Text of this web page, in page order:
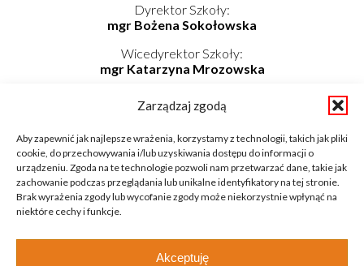
Zarządzaj zgodą
Aby zapewnić jak najlepsze wrażenia, korzystamy z technologii, takich jak pliki
cookie, do przechowywania i/lub uzyskiwania dostępu do informacji o
urządzeniu. Zgoda na te technologie pozwoli nam przetwarzać dane, takie jak
zachowanie podczas przeglądania lub unikalne identyfikatory na tej stronie.
Brak wyrażenia zgody lub wycofanie zgody może niekorzystnie wpłynąć na
niektóre cechy i funkcje.
Akceptuję
Dyrektor Szkoły:
mgr Bożena Sokołowska
Wicedyrektor Szkoły:
mgr Katarzyna Mrozowska
mgr Elwira Kołaczyńska-Bogdan
Telefon komórkowy: 798-819-687
E-mail: internat@zsnieckowo.com.pl